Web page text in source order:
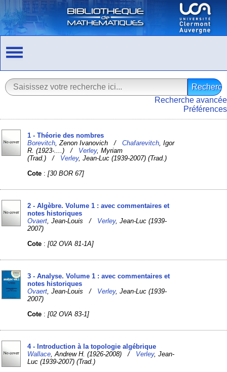
Recherche avancée
Préférences
1 - Théorie des nombres
Borevitch , Zenon Ivanovich /Chafarevitch , Igor
R. (1923-....) / Verley, Myriam
(Trad.) / Verley, Jean-Luc (1939-2007) (Trad.)
Cote :[30 BOR 67]
2 - Algèbre. Volume 1 : avec commentaires et
notes historiques
Ovaert , Jean-Louis / Verley, Jean-Luc (1939-
2007)
Cote :[02 OVA 81-1A]
3 - Analyse. Volume 1 : avec commentaires et
notes historiques
Ovaert , Jean-Louis / Verley, Jean-Luc (1939-
2007)
Cote :[02 OVA 83-1]
4 - Introduction à la topologie algébrique
Wallace , Andrew H. (1926-2008) / Verley, Jean-
Luc (1939-2007) (Trad.)